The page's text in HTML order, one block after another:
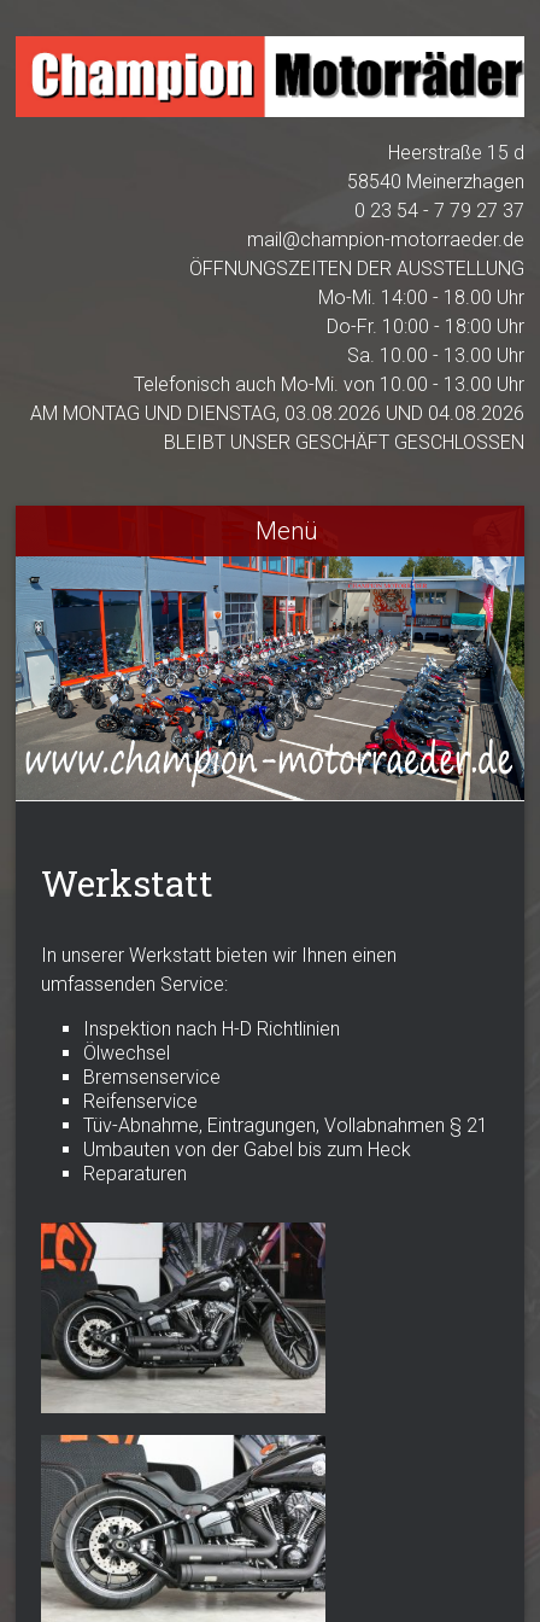
Heerstraße 15 d
58540 Meinerzhagen
0 23 54 - 7 79 27 37
mail@champion-motorraeder.de
ÖFFNUNGSZEITEN DER AUSSTELLUNG
Mo-Mi. 14:00 - 18.00 Uhr
Do-Fr. 10:00 - 18:00 Uhr
Sa. 10.00 - 13.00 Uhr
Telefonisch auch Mo-Mi. von 10.00 - 13.00 Uhr
AM MONTAG UND DIENSTAG, 03.08.2026 UND 04.08.2026
BLEIBT UNSER GESCHÄFT GESCHLOSSEN
Menü
Werkstatt
In unserer Werkstatt bieten wir Ihnen einen
umfassenden Service:
Inspektion nach H-D Richtlinien
Ölwechsel
Bremsenservice
Reifenservice
Tüv-Abnahme, Eintragungen, Vollabnahmen § 21
Umbauten von der Gabel bis zum Heck
Reparaturen